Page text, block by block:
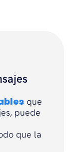
que
puede
que la